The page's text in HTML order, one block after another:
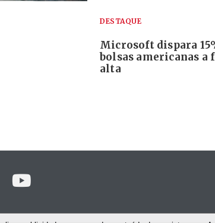
DESTAQUE
Microsoft dispara
bolsas americanas a
alta